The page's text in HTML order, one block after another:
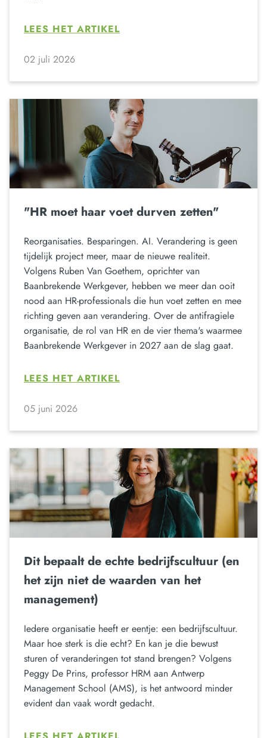
LEES HET ARTIKEL
02 juli 2026
"HR moet haar voet durven zetten"
Reorganisaties. Besparingen. AI. Verandering is geen
tijdelijk project meer, maar de nieuwe realiteit.
Volgens Ruben Van Goethem, oprichter van
Baanbrekende Werkgever, hebben we meer dan ooit
nood aan HR-professionals die hun voet zetten en mee
richting geven aan verandering. Over de antifragiele
organisatie, de rol van HR en de vier thema's waarmee
Baanbrekende Werkgever in 2027 aan de slag gaat.
LEES HET ARTIKEL
05 juni 2026
Dit bepaalt de echte bedrijfscultuur (en
het zijn niet de waarden van het
management)
Iedere organisatie heeft er eentje: een bedrijfscultuur.
Maar hoe sterk is die echt? En kan je die bewust
sturen of veranderingen tot stand brengen? Volgens
Peggy De Prins, professor HRM aan Antwerp
Management School (AMS), is het antwoord minder
evident dan vaak wordt gedacht.